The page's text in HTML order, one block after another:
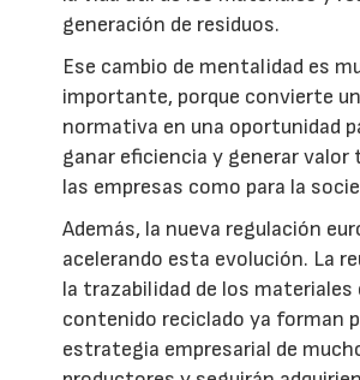
generación de residuos.
Ese cambio de mentalidad es
importante, porque convierte
normativa en una oportunidad
ganar eficiencia y generar valor
las empresas como para la
Además, la nueva regulación
acelerando esta evolución. La
la trazabilidad de los materiales
contenido reciclado ya forman
estrategia empresarial de